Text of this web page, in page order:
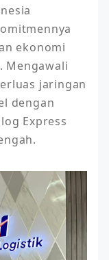
ekonomi
Mengawali
jaringan
dengan
Express